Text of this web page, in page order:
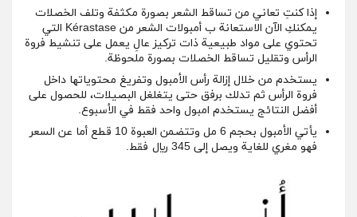
إذا كنتِ تعاني من تساقط الشعر بصورة مكثفة وتلف الخصلات
يمكنكِ الآن الاستعانة ب أمبولات الشعر من Kérastase التي
تحتوي على مواد طبيعية ذات تركيز عالِ يعمل على تنشيط فروة
الرأس وتقليل تساقط الخصلات بصورة ملحوظة.
يستخدم من خلال إزالة رأس الأمبول وتفريغ محتوياتها داخل
فروة الرأس ثم تدلك برفق حتى يتغلغل البصيلات، للحصول على
أفضل النتائج يستخدم امبول واحد فقط في الأسبوع.
يأتي الأمبول بحجم 6 مل وتتضمن العبوة 10 قطع أما عن السعر
فهو مغري للغاية ويصل إلى 345 ريال فقط.